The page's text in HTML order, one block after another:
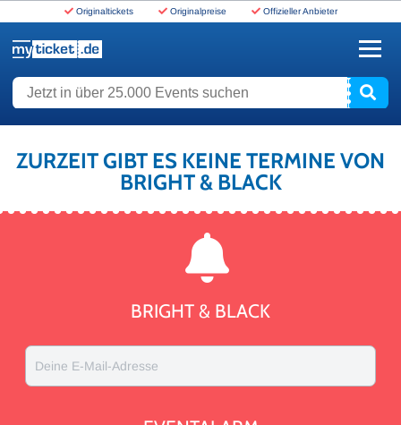
Originaltickets Originalpreise Offizieller Anbieter
Jetzt in über 25.000 Events suchen
ZURZEIT GIBT ES KEINE TERMINE VON
BRIGHT & BLACK
BRIGHT & BLACK
Deine E-Mail-Adresse